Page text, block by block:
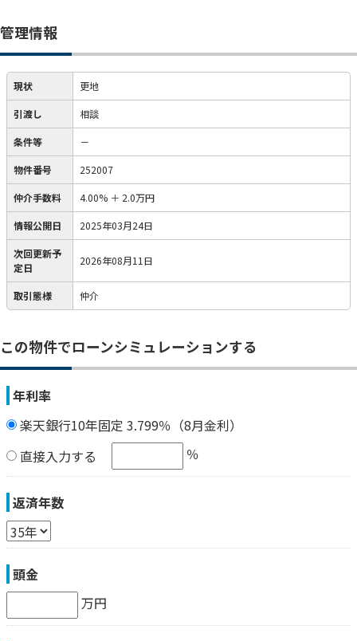
管理情報
現状 更地
引渡し 相談
条件等 －
物件番号 252007
仲介手数料 4.00% ＋ 2.0万円
情報公開日 2025年03月24日
次回更新予
定日
2026年08月11日
取引態様 仲介
この物件でローンシミュレーションする
年利率
楽天銀行10年固定 3.799％（8月金利）
直接入力する
％
返済年数
頭金
万円